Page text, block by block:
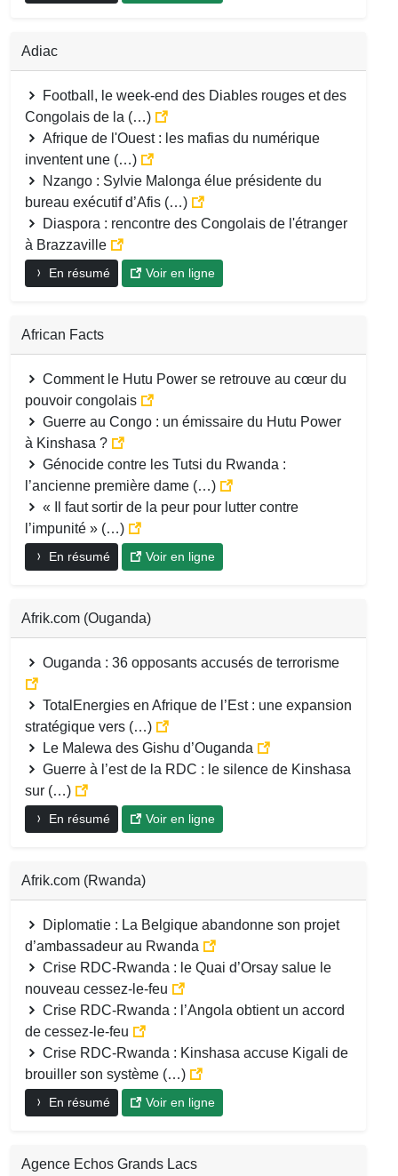
Adiac
Football, le week-end des Diables rouges et des
Congolais de la (…)
Afrique de l'Ouest : les mafias du numérique
inventent une (…)
Nzango : Sylvie Malonga élue présidente du
bureau exécutif d’Afis (…)
Diaspora : rencontre des Congolais de l'étranger
à Brazzaville
En résumé Voir en ligne
African Facts
Comment le Hutu Power se retrouve au cœur du
pouvoir congolais
Guerre au Congo : un émissaire du Hutu Power
à Kinshasa ?
Génocide contre les Tutsi du Rwanda :
l’ancienne première dame (…)
« Il faut sortir de la peur pour lutter contre
l’impunité » (…)
En résumé Voir en ligne
Afrik.com (Ouganda)
Ouganda : 36 opposants accusés de terrorisme
TotalEnergies en Afrique de l’Est : une expansion
stratégique vers (…)
Le Malewa des Gishu d’Ouganda
Guerre à l’est de la RDC : le silence de Kinshasa
sur (…)
En résumé Voir en ligne
Afrik.com (Rwanda)
Diplomatie : La Belgique abandonne son projet
d’ambassadeur au Rwanda
Crise RDC-Rwanda : le Quai d’Orsay salue le
nouveau cessez-le-feu
Crise RDC-Rwanda : l’Angola obtient un accord
de cessez-le-feu
Crise RDC-Rwanda : Kinshasa accuse Kigali de
brouiller son système (…)
En résumé Voir en ligne
Agence Echos Grands Lacs